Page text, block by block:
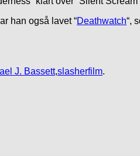
han også lavet “Deathwatch“,
J. Bassett,slasherfilm.